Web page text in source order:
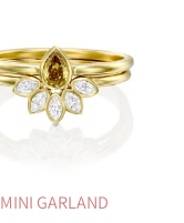
MINI GARLAND